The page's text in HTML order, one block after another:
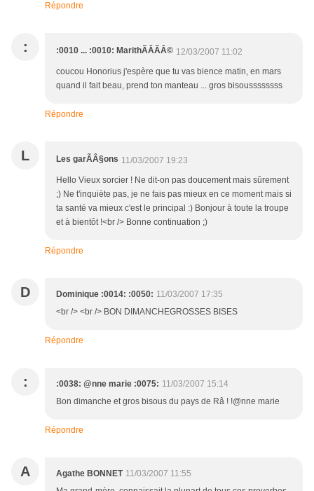
Répondre
: :0010 ... :0010: MarithÃÂÃÂ© 12/03/2007 11:02
coucou Honorius j'espère que tu vas bience matin, en mars
quand il fait beau, prend ton manteau ... gros bisoussssssss
Répondre
L Les garÃÂ§ons 11/03/2007 19:23
Hello Vieux sorcier ! Ne dit-on pas doucement mais sûrement
;) Ne t'inquiète pas, je ne fais pas mieux en ce moment mais si
ta santé va mieux c'est le principal :) Bonjour à toute la troupe
et à bientôt !<br /> Bonne continuation ;)
Répondre
D Dominique :0014: :0050: 11/03/2007 17:35
<br /> <br /> BON DIMANCHEGROSSES BISES
Répondre
: :0038: @nne marie :0075: 11/03/2007 15:14
Bon dimanche et gros bisous du pays de Râ ! !@nne marie
Répondre
A Agathe BONNET 11/03/2007 11:55